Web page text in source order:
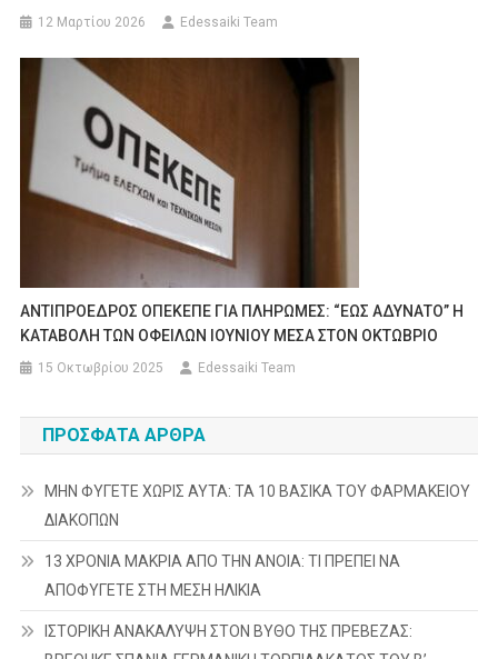
12 Μαρτίου 2026 Edessaiki Team
ANTIΠΡΟΕΔΡΟΣ ΟΠΕΚΕΠΕ ΓΙΑ ΠΛΗΡΩΜΕΣ: “ΕΩΣ ΑΔΥΝΑΤΟ” Η
ΚΑΤΑΒΟΛΗ ΤΩΝ ΟΦΕΙΛΩΝ ΙΟΥΝΙΟΥ ΜΕΣΑ ΣΤΟΝ ΟΚΤΩΒΡΙΟ
15 Οκτωβρίου 2025 Edessaiki Team
ΠΡΌΣΦΑΤΑ ΆΡΘΡΑ
ΜΗΝ ΦΥΓΕΤΕ ΧΩΡΙΣ ΑΥΤΑ: ΤΑ 10 ΒΑΣΙΚΑ ΤΟΥ ΦΑΡΜΑΚΕΙΟΥ
ΔΙΑΚΟΠΩΝ
13 ΧΡΟΝΙΑ ΜΑΚΡΙΑ ΑΠΟ ΤΗΝ ΑΝΟΙΑ: ΤΙ ΠΡΕΠΕΙ ΝΑ
ΑΠΟΦΥΓΕΤΕ ΣΤΗ ΜΕΣΗ ΗΛΙΚΙΑ
ΙΣΤΟΡΙΚΗ ΑΝΑΚΑΛΥΨΗ ΣΤΟΝ ΒΥΘΟ ΤΗΣ ΠΡΕΒΕΖΑΣ: